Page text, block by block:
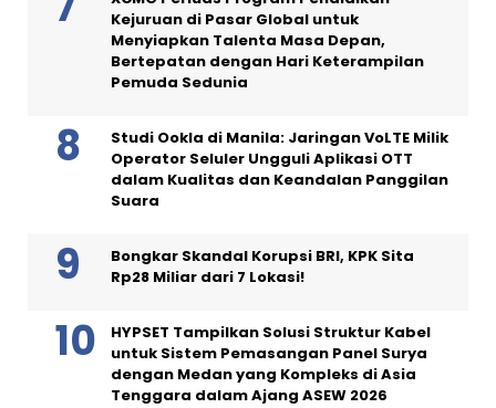
Kejuruan di Pasar Global untuk
Menyiapkan Talenta Masa Depan,
Bertepatan dengan Hari Keterampilan
Pemuda Sedunia
Studi Ookla di Manila: Jaringan VoLTE Milik
Operator Seluler Ungguli Aplikasi OTT
dalam Kualitas dan Keandalan Panggilan
Suara
Bongkar Skandal Korupsi BRI, KPK Sita
Rp28 Miliar dari 7 Lokasi!
HYPSET Tampilkan Solusi Struktur Kabel
untuk Sistem Pemasangan Panel Surya
dengan Medan yang Kompleks di Asia
Tenggara dalam Ajang ASEW 2026